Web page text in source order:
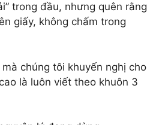
trong đầu, nhưng quên rằng
giấy, không chấm trong
chúng tôi khuyến nghị cho
là luôn viết theo khuôn 3